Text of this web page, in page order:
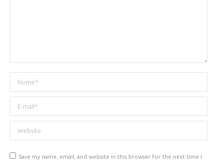
Nome *
E-mail *
Website
Save my name, email, and website in this browser for the next time I